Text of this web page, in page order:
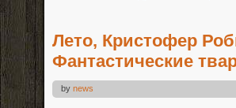
Лето, Кристофер
Фантастические
by news